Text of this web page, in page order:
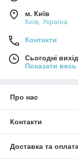
м. Київ
Київ, Україна
Контакти
Сьогодні
Показати
Про нас
Контакти
Доставка та